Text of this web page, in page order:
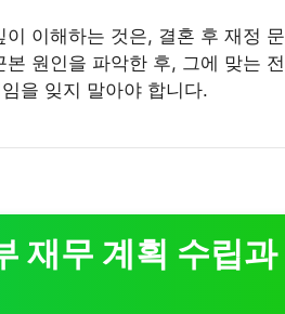
이해하는 것은, 결혼 후 재정
원인을 파악한 후, 그에 맞는
을 잊지 말아야 합니다.
재무 계획 수립